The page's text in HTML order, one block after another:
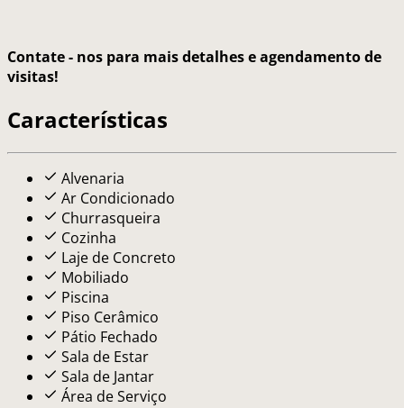
Contate - nos para mais detalhes e agendamento de
visitas!
Características
Alvenaria
Ar Condicionado
Churrasqueira
Cozinha
Laje de Concreto
Mobiliado
Piscina
Piso Cerâmico
Pátio Fechado
Sala de Estar
Sala de Jantar
Área de Serviço